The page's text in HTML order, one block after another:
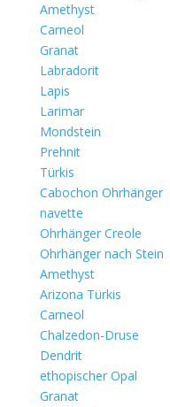
Amethyst
Carneol
Granat
Labradorit
Lapis
Larimar
Mondstein
Prehnit
Türkis
Cabochon Ohrhänger
navette
Ohrhänger Creole
Ohrhänger nach Stein
Amethyst
Arizona Türkis
Carneol
Chalzedon-Druse
Dendrit
ethopischer Opal
Granat